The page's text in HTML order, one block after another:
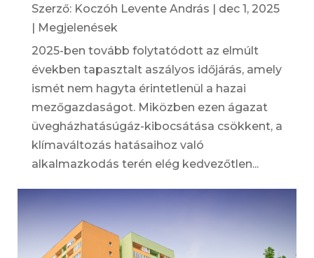
Szerző: Koczóh Levente András | dec 1, 2025
| Megjelenések
2025-ben tovább folytatódott az elmúlt
években tapasztalt aszályos időjárás, amely
ismét nem hagyta érintetlenül a hazai
mezőgazdaságot. Miközben ezen ágazat
üvegházhatásúgáz-kibocsátása csökkent, a
klímaváltozás hatásaihoz való
alkalmazkodás terén elég kedvezőtlen...